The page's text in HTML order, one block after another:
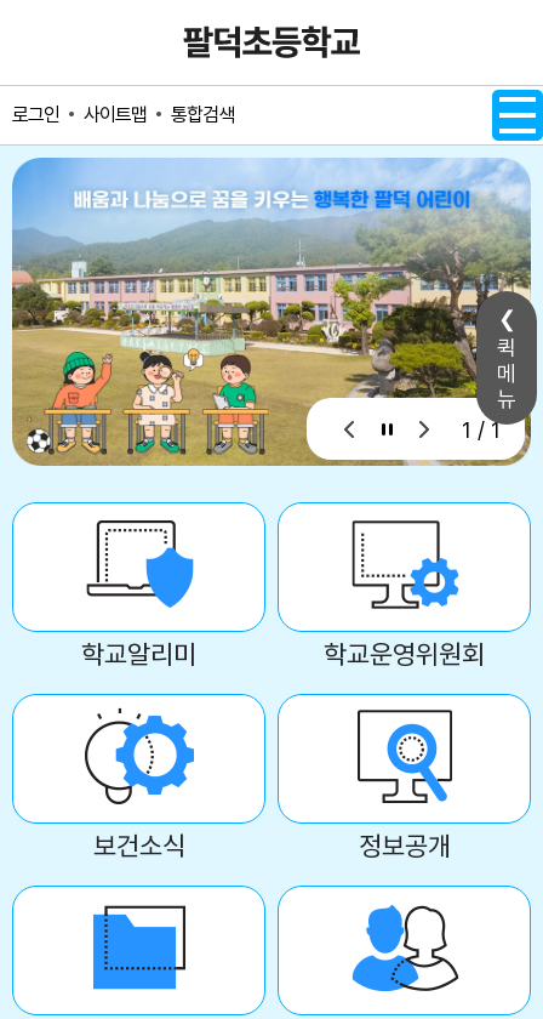
퀵
메
뉴
로그인 사이트맵 통합검색
1 / 1
학교알리미 학교운영위원회
보건소식 정보공개